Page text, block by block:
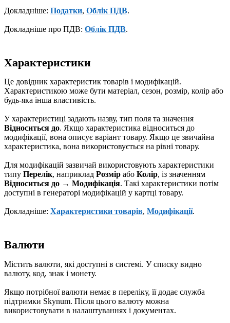
Докладніше: Податки, Облік ПДВ.
Докладніше про ПДВ: Облік ПДВ.
Характеристики
Це довідник характеристик товарів і модифікацій.
Характеристикою може бути матеріал, сезон, розмір, колір або
будь-яка інша властивість.
У характеристиці задають назву, тип поля та значення
Відноситься до. Якщо характеристика відноситься до
модифікації, вона описує варіант товару. Якщо це звичайна
характеристика, вона використовується на рівні товару.
Для модифікацій зазвичай використовують характеристики
типу Перелік, наприклад Розмір або Колір, із значенням
Відноситься до → Модифікація. Такі характеристики потім
доступні в генераторі модифікацій у картці товару.
Докладніше: Характеристики товарів, Модифікації.
Валюти
Містить валюти, які доступні в системі. У списку видно
валюту, код, знак і монету.
Якщо потрібної валюти немає в переліку, її додає служба
підтримки Skynum. Після цього валюту можна
використовувати в налаштуваннях і документах.